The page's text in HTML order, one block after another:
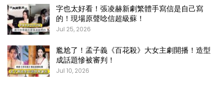
字也太好看！張凌赫新劇繁體手寫信是自己寫
的！現場原聲唸信超級蘇！
Jul 25, 2026
尷尬了！孟子義《百花殺》大女主劇開播！造型
成話題慘被審判！
Jul 10, 2026